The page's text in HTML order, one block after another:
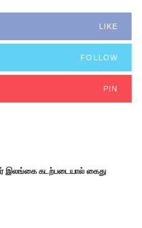
LIKE
FOLLOW
PIN
இலங்கை கடற்படையால் கைது